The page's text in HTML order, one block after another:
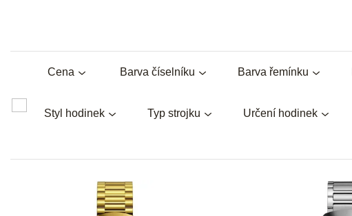
Barva číselníku Barva řemínku
Styl hodinek Typ strojku Určení hodinek
Cena